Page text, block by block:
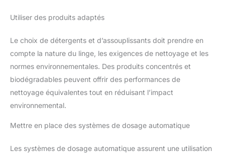
Utiliser des produits adaptés
Le choix de détergents et d’assouplissants doit prendre en
compte la nature du linge, les exigences de nettoyage et les
normes environnementales. Des produits concentrés et
biodégradables peuvent offrir des performances de
nettoyage équivalentes tout en réduisant l’impact
environnemental.
Mettre en place des systèmes de dosage automatique
Les systèmes de dosage automatique assurent une utilisation